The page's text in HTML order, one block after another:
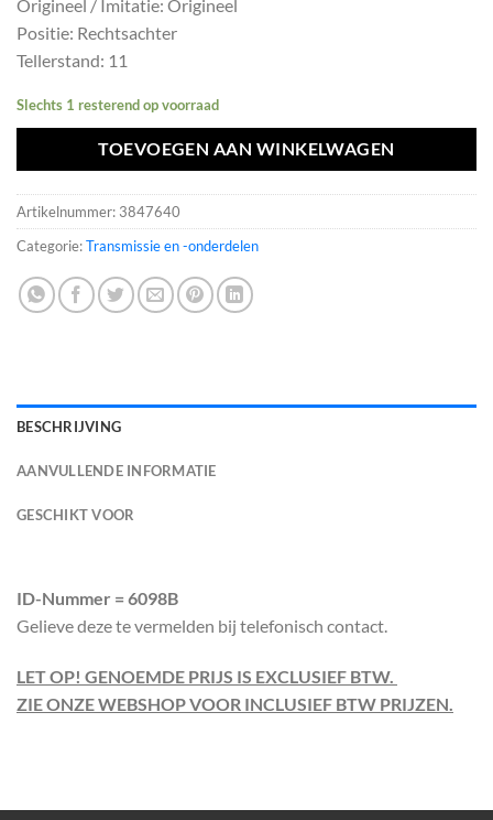
Origineel / Imitatie: Origineel
Positie: Rechtsachter
Tellerstand: 11
Slechts 1 resterend op voorraad
TOEVOEGEN AAN WINKELWAGEN
Artikelnummer: 3847640
Categorie:Transmissie en -onderdelen
BESCHRIJVING
AANVULLENDE INFORMATIE
GESCHIKT VOOR
ID-Nummer = 6098B
Gelieve deze te vermelden bij telefonisch contact.
LET OP! GENOEMDE PRIJS IS EXCLUSIEF BTW.
ZIE ONZE WEBSHOP VOOR INCLUSIEF BTW PRIJZEN.